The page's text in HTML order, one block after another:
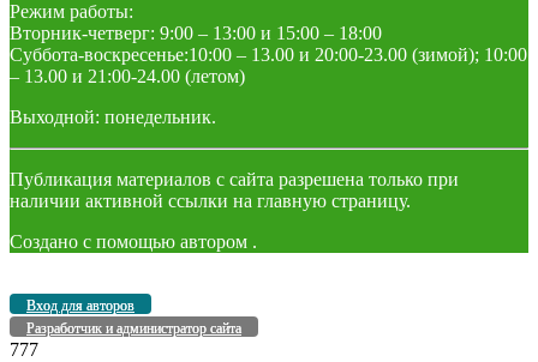
Режим работы:
Вторник-четверг: 9:00 – 13:00 и 15:00 – 18:00
Суббота-воскресенье:10:00 – 13.00 и 20:00-23.00 (зимой); 10:00
– 13.00 и 21:00-24.00 (летом)
Выходной: понедельник.
Публикация материалов с сайта разрешена только при
наличии активной ссылки на главную страницу.
Создано с помощью автором .
Вход для авторов
Разработчик и администратор сайта
777